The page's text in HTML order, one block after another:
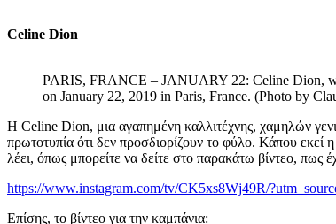
Celine Dion
PARIS, FRANCE – JANUARY 22: Celine Dion,
on January 22, 2019 in Paris, France. (Photo by
Η Celine Dion, μια αγαπημένη καλλιτέχνης, χαμηλών
πρωτοτυπία ότι δεν προσδιορίζουν το φύλο. Κάπου
λέει, όπως μπορείτε να δείτε στο παρακάτω βίντεο, πως
https://www.instagram.com/tv/CK5xs8Wj49R/
Επίσης, το βίντεο για την καμπάνια: